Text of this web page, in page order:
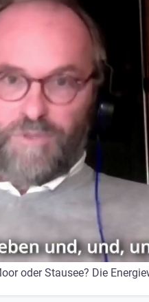
oder Stausee? Die